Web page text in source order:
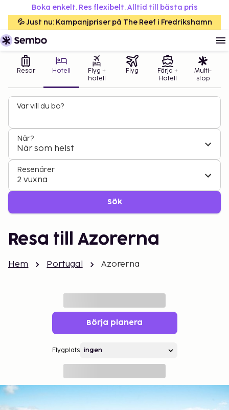
Boka enkelt. Res flexibelt. Alltid till bästa pris
💦 Just nu: Kampanjpriser på The Reef i Fredrikshamn
Resor Hotell
Flyg +
hotell
Flyg
Färja +
Hotell
Multi-
stop
Var vill du bo?
När?
När som helst
Resenärer
2 vuxna
Sök
Resa till Azorerna
Hem Portugal Azorerna
Börja planera
Flygplats